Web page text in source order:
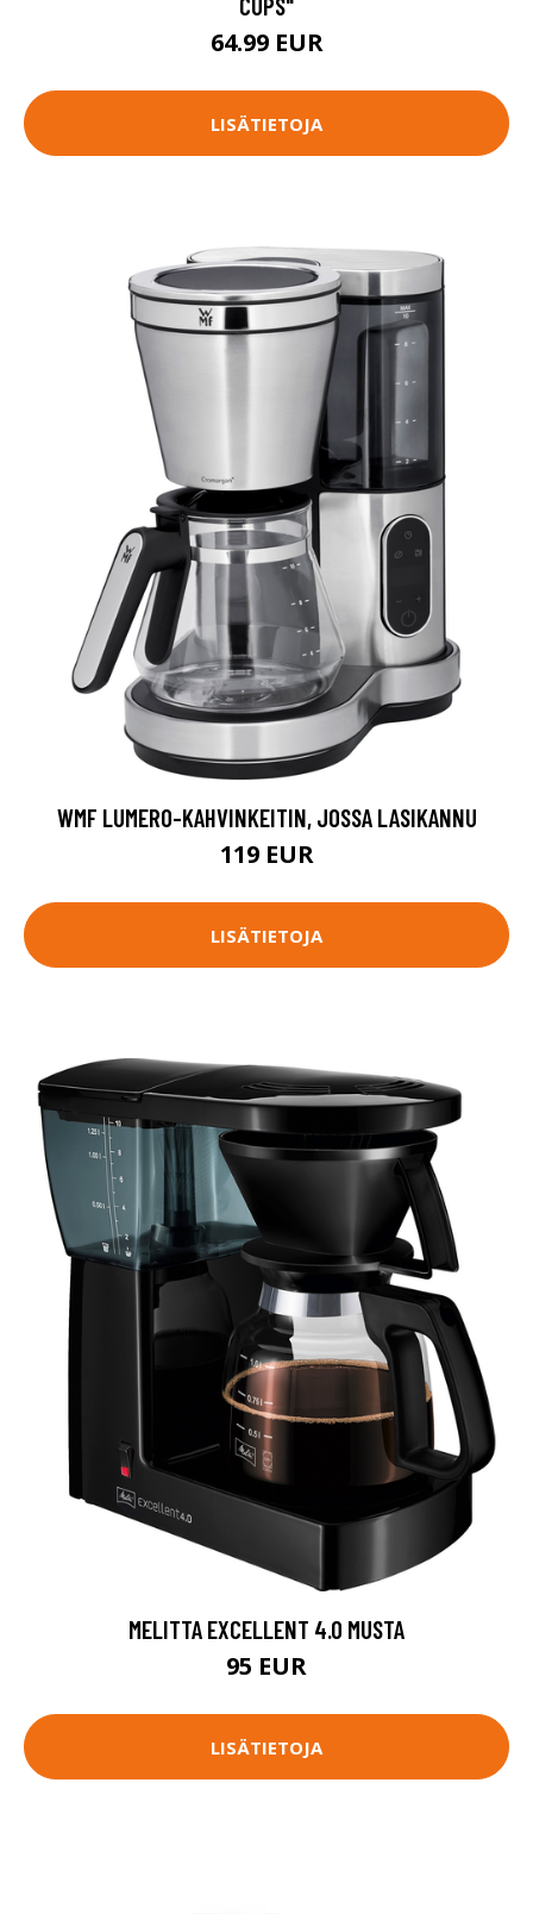
64.99 EUR
LISÄTIETOJA
WMF LUMERO-KAHVINKEITIN, JOSSA LASIKANNU
119 EUR
LISÄTIETOJA
MELITTA EXCELLENT 4.0 MUSTA
95 EUR
LISÄTIETOJA